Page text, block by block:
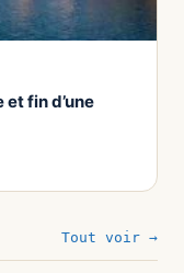
fin d’une
Tout voir →